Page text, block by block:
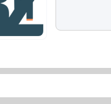
relatie
barbat
o